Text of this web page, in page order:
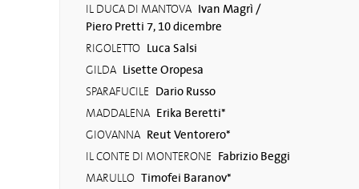
IL DUCA DI MANTOVA Ivan Magrì /
Piero Pretti 7, 10 dicembre
RIGOLETTO Luca Salsi
GILDA Lisette Oropesa
SPARAFUCILE Dario Russo
MADDALENA Erika Beretti*
GIOVANNA Reut Ventorero*
IL CONTE DI MONTERONE Fabrizio Beggi
MARULLO Timofei Baranov*